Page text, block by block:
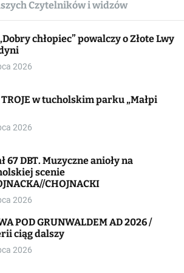
l
c
Czytelników i widzów
chłopiec” powalczy o Złote Lwy
2026
w tucholskim parku „Małpi
2026
Muzyczne anioły na
scenie
CHOJNACKI
2026
POD GRUNWALDEM AD 2026 /
ciąg dalszy
2026